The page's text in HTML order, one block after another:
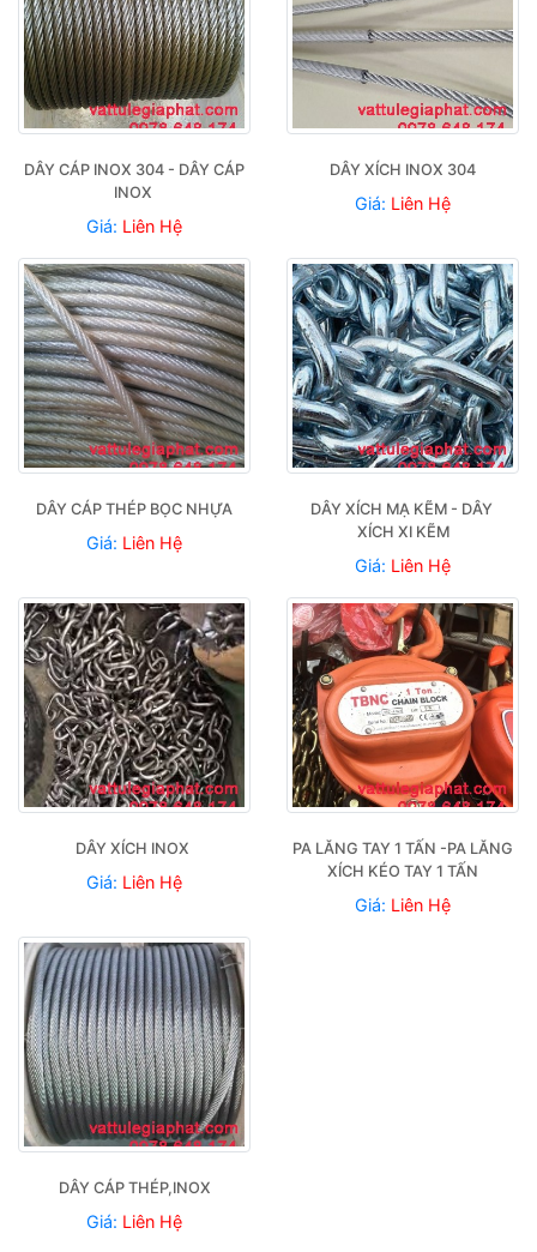
DÂY CÁP INOX 304 - DÂY CÁP
INOX
Giá: Liên Hệ
DÂY XÍCH INOX 304
Giá: Liên Hệ
DÂY CÁP THÉP BỌC NHỰA
Giá: Liên Hệ
DÂY XÍCH MẠ KẼM - DÂY
XÍCH XI KẼM
Giá: Liên Hệ
DÂY XÍCH INOX
Giá: Liên Hệ
PA LĂNG TAY 1 TẤN -PA LĂNG
XÍCH KÉO TAY 1 TẤN
Giá: Liên Hệ
DÂY CÁP THÉP,INOX
Giá: Liên Hệ